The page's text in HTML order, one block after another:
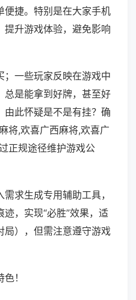
便捷。特别是在大家手机
提升游戏体验，避免影响
；一些玩家反映在游戏中
总是能拿到好牌，甚至好
由此怀疑是不是有挂？确
将,欢喜广西麻将,欢喜广
正规途径维护游戏公
求生成专用辅助工具，
，实现“必胜”效果，适
局），但需注意遵守游戏
！